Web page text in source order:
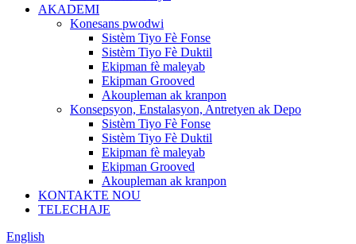
AKADEMI
Konesans pwodwi
Sistèm Tiyo Fè Fonse
Sistèm Tiyo Fè Duktil
Ekipman fè maleyab
Ekipman Grooved
Akoupleman ak kranpon
Konsepsyon, Enstalasyon, Antretyen ak Depo
Sistèm Tiyo Fè Fonse
Sistèm Tiyo Fè Duktil
Ekipman fè maleyab
Ekipman Grooved
Akoupleman ak kranpon
KONTAKTE NOU
TELECHAJE
English